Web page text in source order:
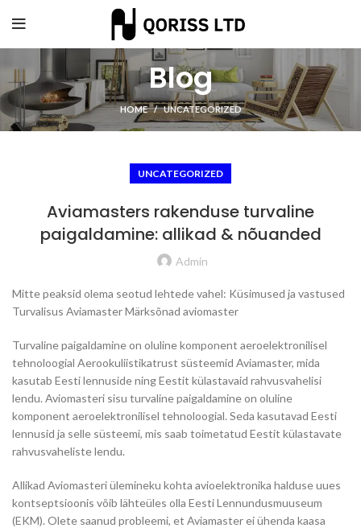
Blog
HOME UNCATEGORIZED
UNCATEGORIZED
Aviamasters rakenduse turvaline
paigaldamine: allikad & nõuanded
Admin
Mitte peaksid olema seotud lehtede vahel: Küsimused ja vastused
Turvalisus Aviamaster Märksõnad aviomaster
Turvaline paigaldamine on oluline komponent aeroelektronilisel
tehnoloogial Aerookuliistikatrust süsteemid Aviamaster, mida
kasutab Eesti lennuside ning Eestit külastavaid rahvusvahelisi
lendu. Aviomasteri sisu turvaline paigaldamine on oluline
komponent aeroelektronilisel tehnoloogial. Seda kasutavad Eesti
lennusid ja selle süsteemi, mis saab toimetatud Eestit külastavate
rahvusvaheliste lendu.
Allikad Aviomasteri ülemineku kohta avioelektronika halduse uues
kontseptsioonis võib lähteüles olla Eesti Lennundusmuuseum
(EKM). Olete saanud probleemi, et Aviamaster ei ühenda kaasa